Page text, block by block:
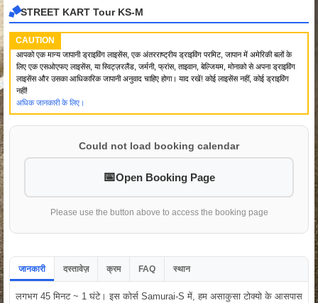
STREET KART Tour KS-M
CAUTION
आपको एक मान्य जापानी ड्राइविंग लाइसेंस, एक अंतरराष्ट्रीय ड्राइविंग परमिट, जापान में अमेरिकी बलों के
लिए एक एसओएफए लाइसेंस, या स्विट्ज़रलैंड, जर्मनी, फ्रांस, ताइवान, बेल्जियम, मोनाको से अपना ड्राइविंग
लाइसेंस और उसका आधिकारिक जापानी अनुवाद चाहिए होगा। याद रखें! कोई लाइसेंस नहीं, कोई ड्राइविंग
नहीं!
अधिक जानकारी के लिए।
Could not load booking calendar
Open Booking Page
Please use the button above to access the booking page
जानकारी दस्तावेज़ क्रम FAQ स्थान
लगभग 45 मिनट ~ 1 घंटे। इस कोर्स Samurai-S में, हम असाकुसा टोक्यो के आसपास